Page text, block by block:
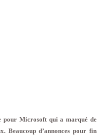
pour Microsoft qui a marqué de
Beaucoup d’annonces pour fin